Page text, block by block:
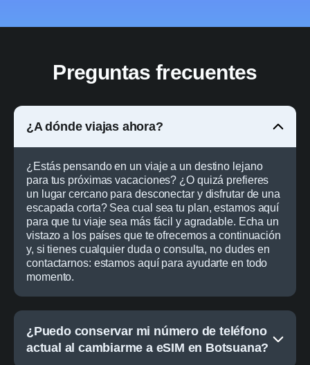
Preguntas frecuentes
¿A dónde viajas ahora?
¿Estás pensando en un viaje a un destino lejano
para tus próximas vacaciones? ¿O quizá prefieres
un lugar cercano para desconectar y disfrutar de una
escapada corta? Sea cual sea tu plan, estamos aquí
para que tu viaje sea más fácil y agradable. Echa un
vistazo a los países que te ofrecemos a continuación
y, si tienes cualquier duda o consulta, no dudes en
contactarnos: estamos aquí para ayudarte en todo
momento.
¿Puedo conservar mi número de teléfono
actual al cambiarme a eSIM en Botsuana?